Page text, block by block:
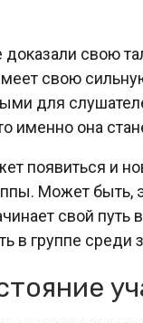
свою
свою
для
именно она
появиться и
Может
свой
в группе